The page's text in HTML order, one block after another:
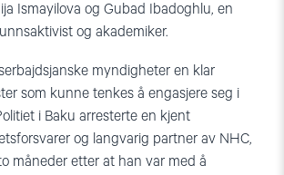
Ismayilova og Gubad Ibadoghlu, en
og akademiker.
myndigheter en klar
som kunne tenkes å engasjere seg i
i Baku arresterte en kjent
og langvarig partner av NHC,
måneder etter at han var med å